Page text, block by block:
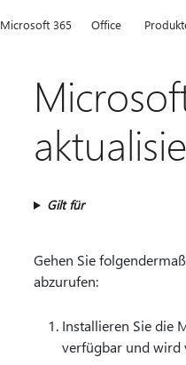
Microsoft 365 Office
Gilt für
Gehen Sie
abzurufen:
Installieren Sie die
verfügbar und wird